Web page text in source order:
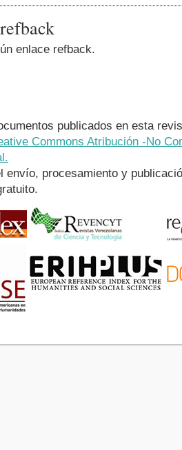
enlace refback.
publicados en esta
Commons Atribución -No
envío, procesamiento y